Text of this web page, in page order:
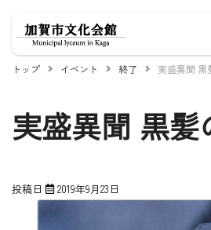
content
トップ イベント 終了 実盛異聞 黒
実盛異聞 黒髪
投稿日 2019年9月23日